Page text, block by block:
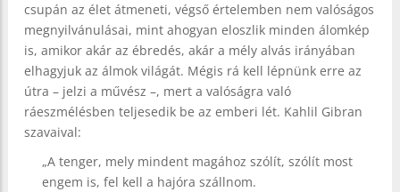
csupán az élet átmeneti, végső értelemben nem valóságos
megnyilvánulásai, mint ahogyan eloszlik minden álomkép
is, amikor akár az ébredés, akár a mély alvás irányában
elhagyjuk az álmok világát. Mégis rá kell lépnünk erre az
útra – jelzi a művész –, mert a valóságra való
ráeszmélésben teljesedik be az emberi lét. Kahlil Gibran
szavaival:
„A tenger, mely mindent magához szólít, szólít most
engem is, fel kell a hajóra szállnom.